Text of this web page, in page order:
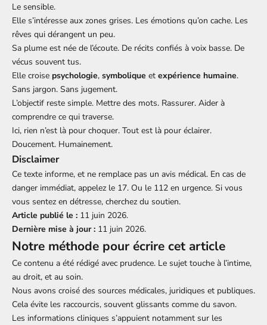
Le sensible.
Elle s’intéresse aux zones grises. Les émotions qu’on cache. Les
rêves qui dérangent un peu.
Sa plume est née de l’écoute. De récits confiés à voix basse. De
vécus souvent tus.
Elle croise psychologie, symbolique et expérience humaine.
Sans jargon. Sans jugement.
L’objectif reste simple. Mettre des mots. Rassurer. Aider à
comprendre ce qui traverse.
Ici, rien n’est là pour choquer. Tout est là pour éclairer.
Doucement. Humainement.
Disclaimer
Ce texte informe, et ne remplace pas un avis médical. En cas de
danger immédiat, appelez le 17. Ou le 112 en urgence. Si vous
vous sentez en détresse, cherchez du soutien.
Article publié le : 11 juin 2026.
Dernière mise à jour : 11 juin 2026.
Notre méthode pour écrire cet article
Ce contenu a été rédigé avec prudence. Le sujet touche à l’intime,
au droit, et au soin.
Nous avons croisé des sources médicales, juridiques et publiques.
Cela évite les raccourcis, souvent glissants comme du savon.
Les informations cliniques s’appuient notamment sur les